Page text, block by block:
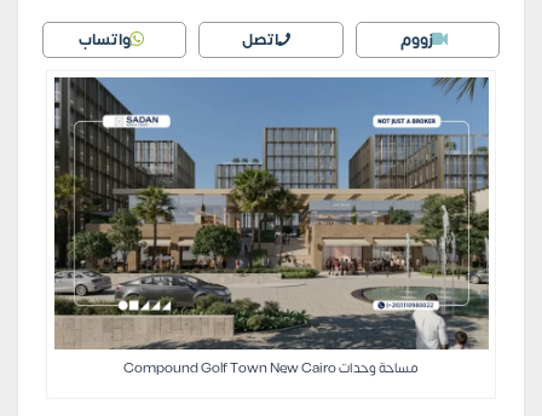
زووم اتصل واتساب
مساحة وحدات Compound Golf Town New Cairo